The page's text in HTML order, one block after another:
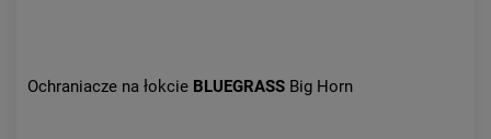
Ochraniacze na łokcie BLUEGRASS Big Horn